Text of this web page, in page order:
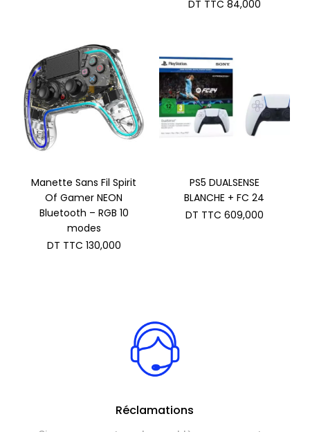
DT TTC 84,000
Manette Sans Fil Spirit
Of Gamer NEON
Bluetooth – RGB 10
modes
DT TTC 130,000
PS5 DUALSENSE
BLANCHE + FC 24
DT TTC 609,000
Réclamations